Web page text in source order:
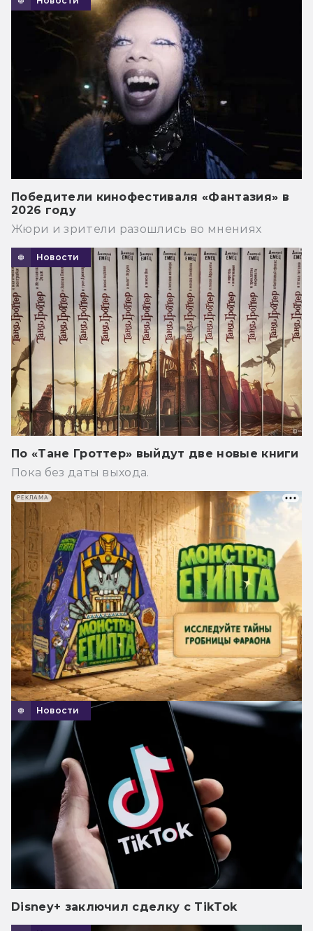
Победители кинофестиваля «Фантазия» в
2026 году
Жюри и зрители разошлись во мнениях
Новости
По «Тане Гроттер» выйдут две новые книги
Пока без даты выхода.
Новости
Disney+ заключил сделку с TikTok
РЕКЛАМА